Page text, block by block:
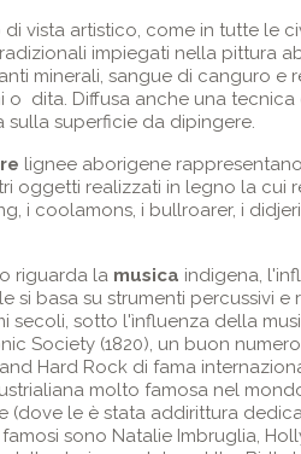
vista artistico, come in tutte le
impiegati nella pittura
minerali, sangue di canguro e
o dita. Diffusa anche una
sulla superficie da dipingere.
lignee aborigene
oggetti realizzati in legno la cui
i coolamons, i bullroarer, i
riguarda la musica indigena,
si basa su strumenti percussivi
secoli, sotto l'ìnfluenza della
Society (1820), un buon
Hard Rock di fama
molto famosa nel
(dove le è stata addirittura
sono Natalie Imbruglia,